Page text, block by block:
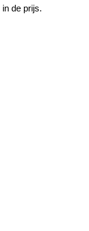
de prijs.